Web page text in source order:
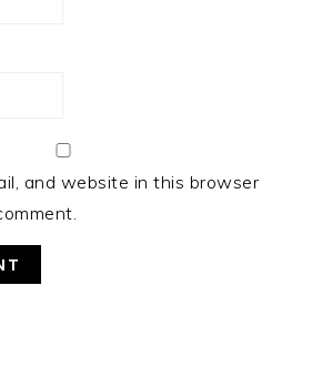
and website in this browser